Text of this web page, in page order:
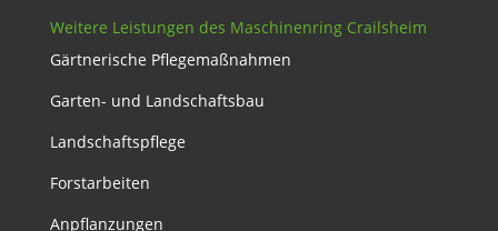
Weitere Leistungen des Maschinenring Crailsheim
Gärtnerische Pflegemaßnahmen
Garten- und Landschaftsbau
Landschaftspflege
Forstarbeiten
Anpflanzungen